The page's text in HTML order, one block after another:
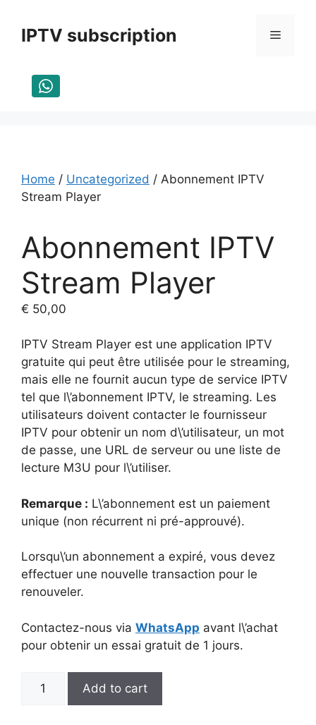
contentIPTV subscription Menu
Home / Uncategorized / Abonnement IPTV
Stream Player
Abonnement IPTV
Stream Player
€ 50,00
IPTV Stream Player est une application IPTV
gratuite qui peut être utilisée pour le streaming,
mais elle ne fournit aucun type de service IPTV
tel que l\’abonnement IPTV, le streaming. Les
utilisateurs doivent contacter le fournisseur
IPTV pour obtenir un nom d\’utilisateur, un mot
de passe, une URL de serveur ou une liste de
lecture M3U pour l\’utiliser.
Remarque : L\’abonnement est un paiement
unique (non récurrent ni pré-approuvé).
Lorsqu\’un abonnement a expiré, vous devez
effectuer une nouvelle transaction pour le
renouveler.
Contactez-nous via WhatsApp avant l\’achat
pour obtenir un essai gratuit de 1 jours.
Abonnement
Add to cart